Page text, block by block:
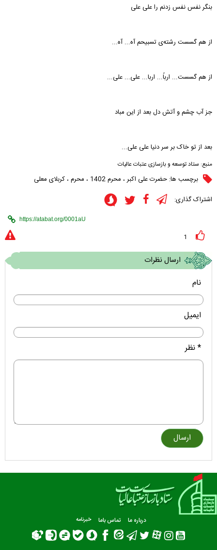
بنگر نفس نفس زدنم را علی علی
از هم گسست رشته‌ی تسبیحم آه... آه...
از هم گسست... ارباً... اربا... علی... علی...
جز آب چشم و آتش دل بعد از این مباد
بعد از تو خاک بر سر دنیا علی علی...
منبع: ستاد توسعه و بازسازی عتبات عالیات
برچسب ها: حضرت علی اکبر ، محرم 1402 ، محرم ، کربلای معلی
اشتراک گذاری:
1
ارسال نظرات
نام
ایمیل
* نظر
درباره ما تماس باما خبرنامه